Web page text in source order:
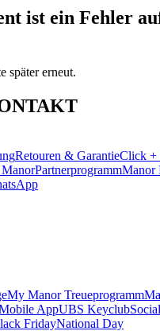
ist ein Fehler
später erneut.
Retouren & GarantieClick +
PartnerprogrammManor
My Manor Treueprogramm
AppUBS Keyclub
FridayNational Day